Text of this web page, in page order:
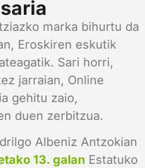
marka bihurtu da
Eroskiren eskutik
Sari horri,
jarraian, Online
gehitu zaio,
duen zerbitzua.
Albeniz Antzokian
13. galan Estatuko